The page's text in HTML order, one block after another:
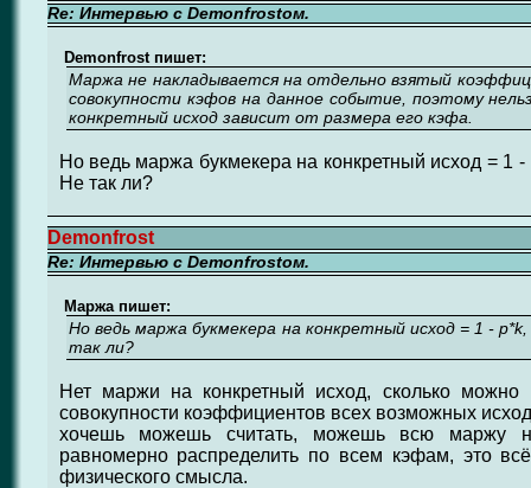
Re: Интервью с Demonfrostом.
Demonfrost пишет:
Маржа не накладывается на отдельно взятый
совокупности кэфов на данное событие, поэтому
конкретный исход зависит от размера его кэфа.
Но ведь маржа букмекера на конкретный исход = 1 -
Не так ли?
Demonfrost
Re: Интервью с Demonfrostом.
Маржа пишет:
Но ведь маржа букмекера на конкретный исход = 1 -
так ли?
Нет маржи на конкретный исход, сколько можно
совокупности коэффициентов всех возможных
хочешь можешь считать, можешь всю маржу
равномерно распределить по всем кэфам, это
физического смысла.